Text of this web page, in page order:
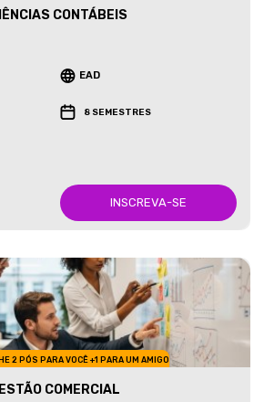
CONTÁBEIS
EAD
8 SEMESTRES
INSCREVA-SE
2 PÓS PARA VOCÊ +1 PARA UM AMIGO
COMERCIAL